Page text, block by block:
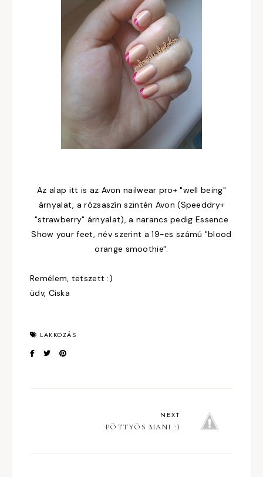
Az alap itt is az Avon nailwear pro+ "well being"
árnyalat, a rózsaszín szintén Avon (Speeddry+
"strawberry" árnyalat), a narancs pedig Essence
Show your feet, név szerint a 19-es számú "blood
orange smoothie".
Remélem, tetszett :)
üdv, Ciska
LAKKOZÁS
NEXT
PÖTTYÖS MANI :)